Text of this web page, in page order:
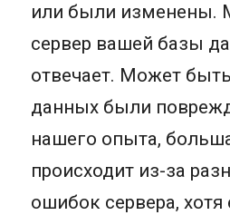
или были изменены.
сервер вашей базы
отвечает. Может
данных были
нашего опыта,
происходит из-за
ошибок сервера, хотя